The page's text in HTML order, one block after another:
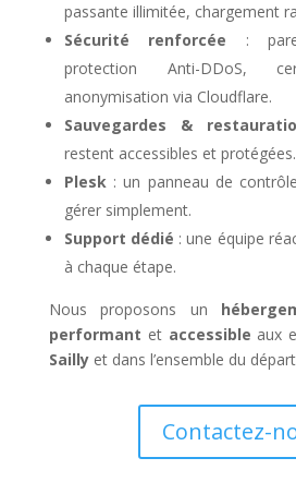
passante illimitée, chargement
Sécurité renforcée :
protection Anti-DDoS,
anonymisation via Cloudflare.
Sauvegardes &
restent accessibles et protégées.
Plesk: un panneau de
gérer simplement.
Support dédié : une équipe
à chaque étape.
Nous proposons un
performant et accessible aux
Saillyet dans l’ensemble du
Contactez-